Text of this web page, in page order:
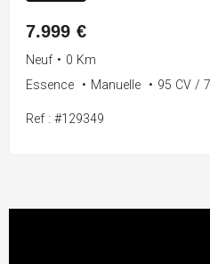
7.999 €
Neuf • 0 Km
Essence
• Manuelle • 95 CV /
Ref : #129349